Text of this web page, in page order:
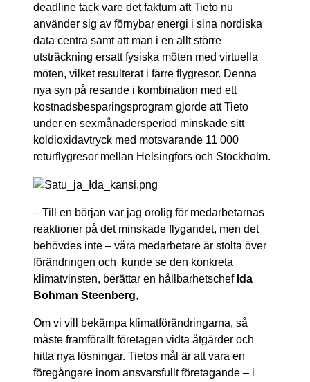
deadline tack vare det faktum att Tieto nu
använder sig av förnybar energi i sina nordiska
data centra samt att man i en allt större
utsträckning ersatt fysiska möten med virtuella
möten, vilket resulterat i färre flygresor. Denna
nya syn på resande i kombination med ett
kostnadsbesparingsprogram gjorde att Tieto
under en sexmånadersperiod minskade sitt
koldioxidavtryck med motsvarande 11 000
returflygresor mellan Helsingfors och Stockholm.
– Till en början var jag orolig för medarbetarnas
reaktioner på det minskade flygandet, men det
behövdes inte – våra medarbetare är stolta över
förändringen och kunde se den konkreta
klimatvinsten, berättar en hållbarhetschef Ida
Bohman Steenberg,
Om vi vill bekämpa klimatförändringarna, så
måste framförallt företagen vidta åtgärder och
hitta nya lösningar. Tietos mål är att vara en
föregångare inom ansvarsfullt företagande – i